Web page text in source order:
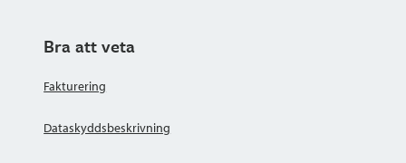
Bra att veta
Fakturering
Dataskyddsbeskrivning